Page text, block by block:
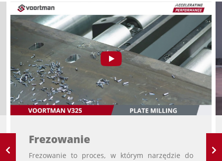
Frezowanie
Frezowanie to proces, w którym narzędzie do